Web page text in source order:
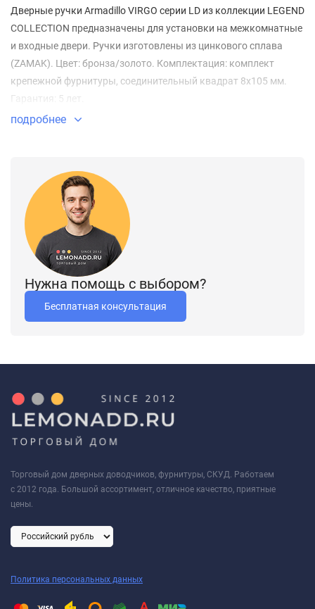
Дверные ручки Armadillo VIRGO серии LD из коллекции LEGEND
COLLECTION предназначены для установки на межкомнатные
и входные двери. Ручки изготовлены из цинкового сплава
(ZAMAK). Цвет: бронза/золото. Комплектация: комплект
крепежной фурнитуры, соединительный квадрат 8x105 мм.
Гарантия: 5 лет.
подробнее
Нужна помощь с выбором?
Бесплатная консультация
Торговый дом дверных доводчиков, фурнитуры, СКУД. Работаем
с 2012 года. Большой ассортимент, отличное качество, приятные
цены.
Политика персональных данных